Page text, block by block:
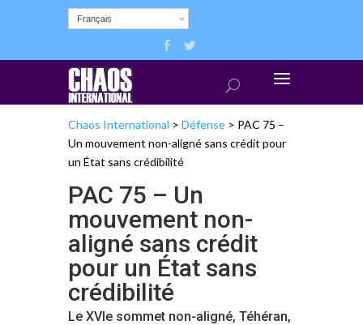
Français
Chaos International > Défense > PAC 75 –
Un mouvement non-aligné sans crédit pour
un État sans crédibilité
PAC 75 – Un
mouvement non-
aligné sans crédit
pour un État sans
crédibilité
Le XVIe sommet non-aligné, Téhéran,